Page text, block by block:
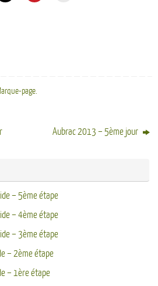
page.
Aubrac 2013 – 5ème jour
– 5ème étape
– 4ème étape
– 3ème étape
– 2ème étape
– 1ère étape